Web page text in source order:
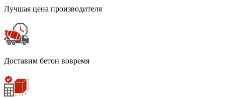
Лучшая цена производителя
Доставим бетон вовремя